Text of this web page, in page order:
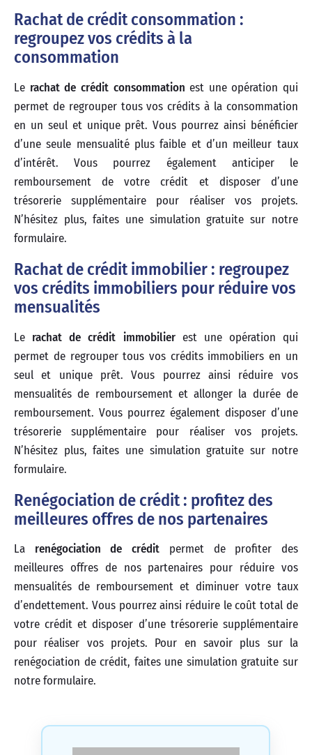
Rachat de crédit consommation :
regroupez vos crédits à la
consommation
Le rachat de crédit consommation est une opération qui
permet de regrouper tous vos crédits à la consommation
en un seul et unique prêt. Vous pourrez ainsi bénéficier
d’une seule mensualité plus faible et d’un meilleur taux
d’intérêt. Vous pourrez également anticiper le
remboursement de votre crédit et disposer d’une
trésorerie supplémentaire pour réaliser vos projets.
N’hésitez plus, faites une simulation gratuite sur notre
formulaire.
Rachat de crédit immobilier : regroupez
vos crédits immobiliers pour réduire vos
mensualités
Le rachat de crédit immobilierest une opération qui
permet de regrouper tous vos crédits immobiliers en un
seul et unique prêt. Vous pourrez ainsi réduire vos
mensualités de remboursement et allonger la durée de
remboursement. Vous pourrez également disposer d’une
trésorerie supplémentaire pour réaliser vos projets.
N’hésitez plus, faites une simulation gratuite sur notre
formulaire.
Renégociation de crédit : profitez des
meilleures offres de nos partenaires
La renégociation de crédit permet de profiter des
meilleures offres de nos partenaires pour réduire vos
mensualités de remboursement et diminuer votre taux
d’endettement. Vous pourrez ainsi réduire le coût total de
votre crédit et disposer d’une trésorerie supplémentaire
pour réaliser vos projets. Pour en savoir plus sur la
renégociation de crédit, faites une simulation gratuite sur
notre formulaire.